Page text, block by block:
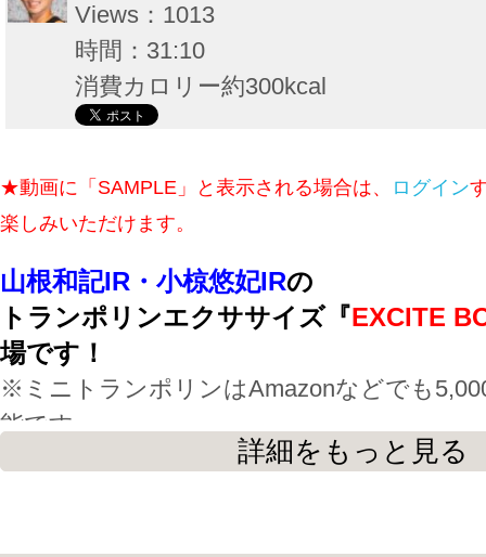
Views：1013
時間：31:10
消費カロリー約300kcal
★動画に「SAMPLE」と表示される場合は、 ログイン
楽しみいただけます。
山根和記IR・小椋悠妃IRの
トランポリンエクササイズ『EXCITE
場です！
※ミニトランポリンはAmazonなどでも
能です
『EXCITE BOUND』は、約３０分間ト
詳細をもっと見る